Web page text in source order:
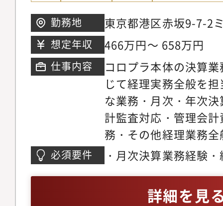
勤務地
東京都港区赤坂9-7-2
6階
想定年収 466万円～ 658万円
仕事内容
コロプラ本体の決算
じて経理実務全般を
な業務・月次・年次
計監査対応・管理会
務・その他経理業務全
必須要件
・月次決算業務経験
詳細を見